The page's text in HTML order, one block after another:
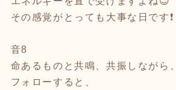
その感覚がとっても大事な日です❗️
音8
命あるものと共鳴、共振しながら、
フォローすると、